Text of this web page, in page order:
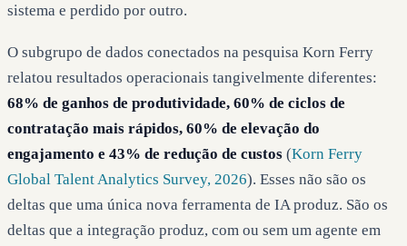
sistema e perdido por outro.
O subgrupo de dados conectados na pesquisa Korn Ferry
relatou resultados operacionais tangivelmente diferentes:
68% de ganhos de produtividade, 60% de ciclos de
contratação mais rápidos, 60% de elevação do
engajamento e 43% de redução de custos (Korn Ferry
Global Talent Analytics Survey, 2026). Esses não são os
deltas que uma única nova ferramenta de IA produz. São os
deltas que a integração produz, com ou sem um agente em